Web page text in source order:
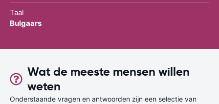
Taal
Bulgaars
Wat de meeste mensen willen
weten
Onderstaande vragen en antwoorden zijn een selectie van